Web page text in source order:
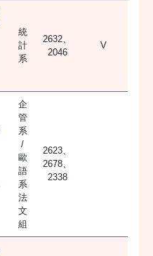
統
計
系
2632、
2046
V
企
管
系
/
歐
語
系
法
文
組
2623、
2678、
2338